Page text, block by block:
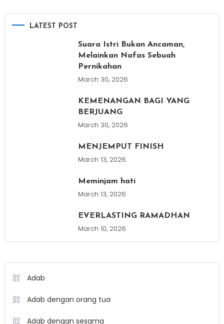
LATEST POST
Suara Istri Bukan Ancaman,
Melainkan Nafas Sebuah
Pernikahan
March 30, 2026
KEMENANGAN BAGI YANG
BERJUANG
March 30, 2026
MENJEMPUT FINISH
March 13, 2026
Meminjam hati
March 13, 2026
EVERLASTING RAMADHAN
March 10, 2026
Adab
Adab dengan orang tua
Adab dengan sesama